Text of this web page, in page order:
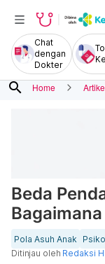
Chat
dengan
Dokter
search Home
Beda
Pola Asuh Anak
Ditinjau oleh Redaksi